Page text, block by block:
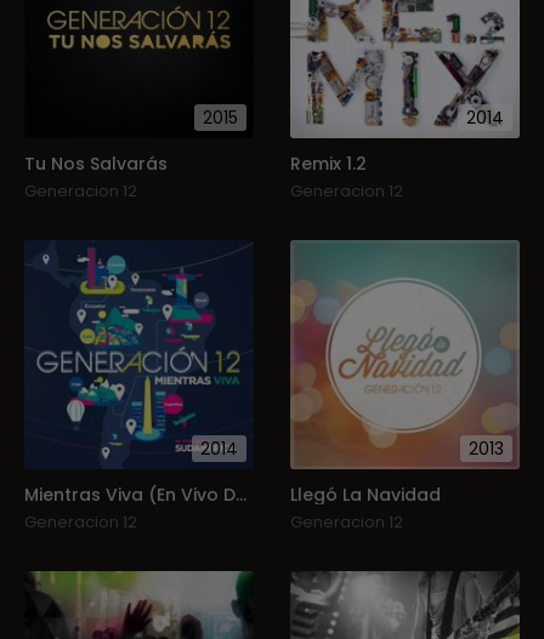
2015
Tu Nos Salvarás
Generacion 12
2014
Remix 1.2
Generacion 12
2014
Mientras Viva (En Vivo Desde Sudamérica)
Generacion 12
2013
Llegó La Navidad
Generacion 12